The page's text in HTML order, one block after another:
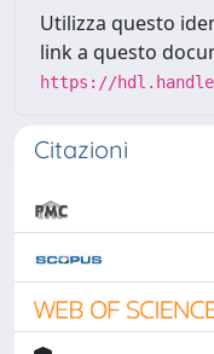
Utilizza questo
link a questo
https://
Citazioni